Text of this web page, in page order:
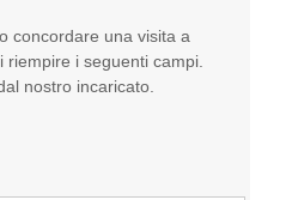
concordare una visita a
i seguenti campi.
nostro incaricato.